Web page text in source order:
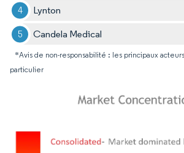
Lynton
Candela Medical
*Avis de non-responsabilité : les principaux
particulier